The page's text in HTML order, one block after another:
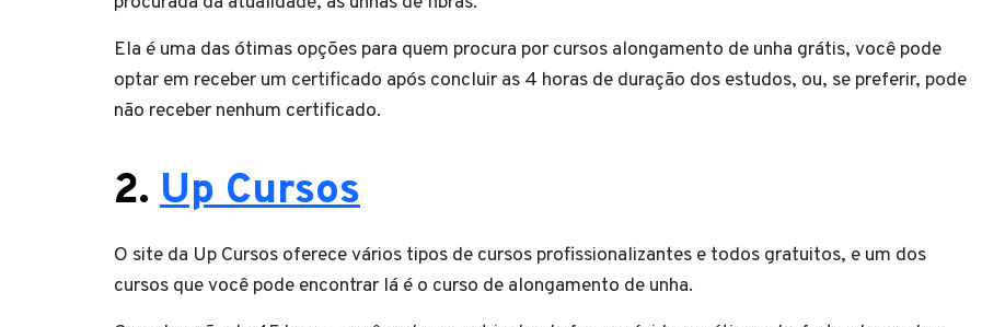
Ela é uma das ótimas opções para quem procura por cursos alongamento de unha grátis, você pode
optar em receber um certificado após concluir as 4 horas de duração dos estudos, ou, se preferir, pode
não receber nenhum certificado.
2. Up Cursos
O site da Up Cursos oferece vários tipos de cursos profissionalizantes e todos gratuitos, e um dos
cursos que você pode encontrar lá é o curso de alongamento de unha.